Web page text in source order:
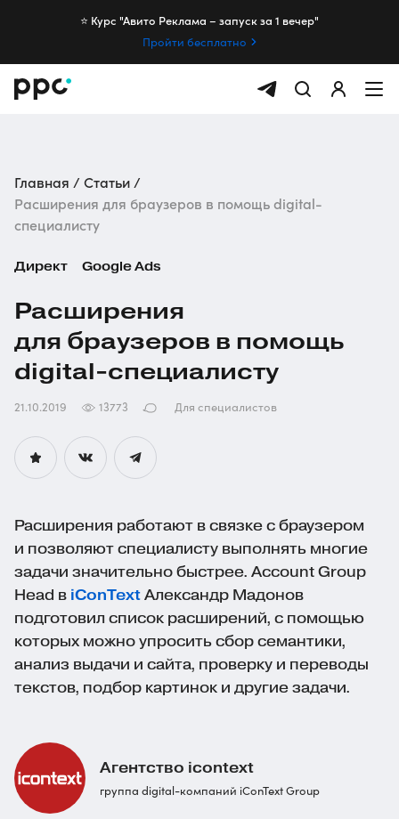
⭐️ Курс "Авито Реклама – запуск за 1 вечер"
Пройти бесплатно
Главная
Статьи
Расширения для браузеров в помощь digital-
специалисту
Директ Google Ads
Расширения
для браузеров в помощь
digital-специалисту
21.10.2019 13773 Для специалистов
Расширения работают в связке с браузером
и позволяют специалисту выполнять многие
задачи значительно быстрее. Account Group
Head в iConText Александр Мадонов
подготовил список расширений, с помощью
которых можно упросить сбор семантики,
анализ выдачи и сайта, проверку и переводы
текстов, подбор картинок и другие задачи.
Агентство icontext
группа digital-компаний iConText Group